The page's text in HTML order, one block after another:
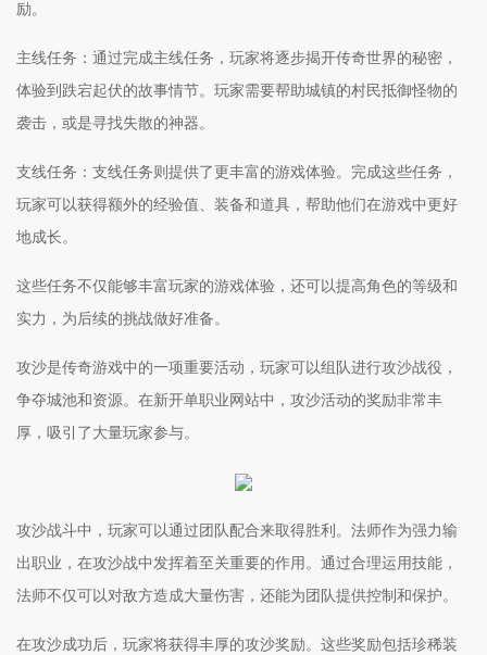
励。
主线任务：通过完成主线任务，玩家将逐步揭开传奇世界的秘密，
体验到跌宕起伏的故事情节。玩家需要帮助城镇的村民抵御怪物的
袭击，或是寻找失散的神器。
支线任务：支线任务则提供了更丰富的游戏体验。完成这些任务，
玩家可以获得额外的经验值、装备和道具，帮助他们在游戏中更好
地成长。
这些任务不仅能够丰富玩家的游戏体验，还可以提高角色的等级和
实力，为后续的挑战做好准备。
攻沙是传奇游戏中的一项重要活动，玩家可以组队进行攻沙战役，
争夺城池和资源。在新开单职业网站中，攻沙活动的奖励非常丰
厚，吸引了大量玩家参与。
攻沙战斗中，玩家可以通过团队配合来取得胜利。法师作为强力输
出职业，在攻沙战中发挥着至关重要的作用。通过合理运用技能，
法师不仅可以对敌方造成大量伤害，还能为团队提供控制和保护。
在攻沙成功后，玩家将获得丰厚的攻沙奖励。这些奖励包括珍稀装